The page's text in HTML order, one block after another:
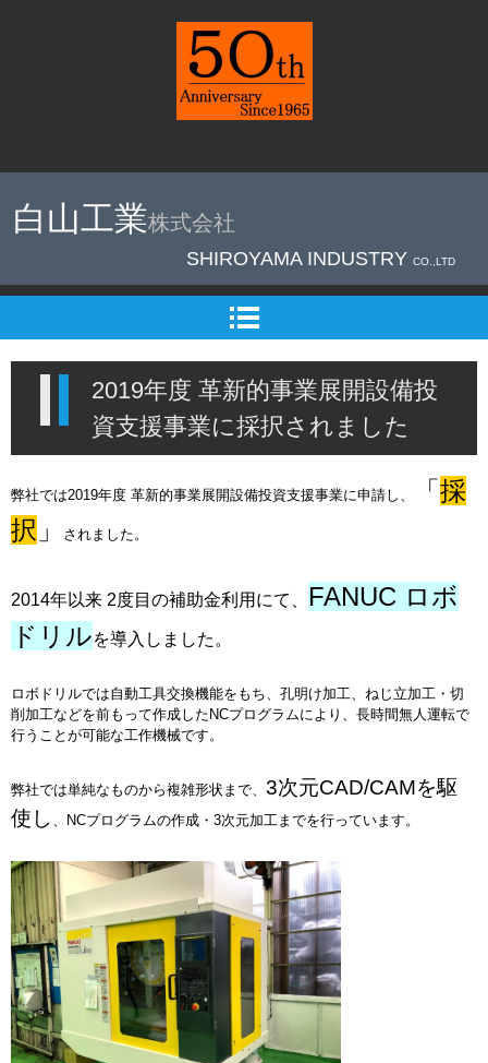
＊アルミ形材
田市の【 白
山工業㈱ 】
へ
白山工業株式会社
SHIROYAMA INDUSTRY CO.,LTD
2019年度 革新的事業展開設備投
資支援事業に採択されました
弊社では2019年度 革新的事業展開設備投資支援事業に申請し、 「 採
択 」 されました。
2014年以来 2度目の補助金利用にて、
FANUC ロボ
ドリルを導入しました。
ロボドリルでは自動工具交換機能をもち、孔明け加工、ねじ立加工・切
削加工などを前もって作成したNCプログラムにより、長時間無人運転で
行うことが可能な工作機械です。
弊社では単純なものから複雑形状まで、 3次元CAD/CAMを駆
使し 、NCプログラムの作成・3次元加工までを行っています。